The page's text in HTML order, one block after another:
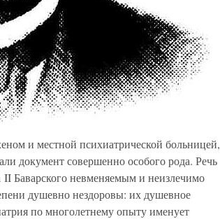
и местной психиатрической больницей,
документ совершенно особого рода. Речь
Баварского невменяемым и неизлечимо
душевно нездоровы: их душевное
по многолетнему опыту именует